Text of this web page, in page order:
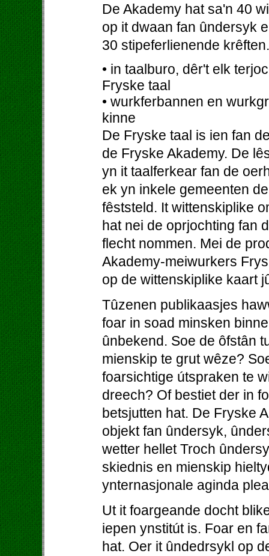
De Akademy hat sa'n 40
op it dwaan fan ûndersyk
30 stipeferlienende
• in taalburo, dêr't elk
Fryske taal
• wurkferbannen en
kinne
De Fryske taal is ien fan
de Fryske Akademy. De
yn it taalferkear fan de
ek yn inkele gemeenten
fêststeld. It wittenskiplike
hat nei de oprjochting fan
flecht nommen. Mei de
Akademy-meiwurkers
op de wittenskiplike kaart
Tûzenen publikaasjes
foar in soad minsken
ûnbekend. Soe de ôfstân
mienskip te grut wêze?
foarsichtige útspraken te
dreech? Of bestiet der in
betsjutten hat. De Fryske
objekt fan ûndersyk,
wetter hellet Troch
skiednis en mienskip
ynternasjonale aginda
Ut it foargeande docht
iepen ynstitút is. Foar en
hat. Oer it ûndedrsykl op